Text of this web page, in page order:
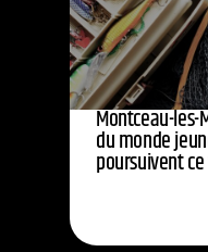
Montceau-les-
du monde
poursuivent